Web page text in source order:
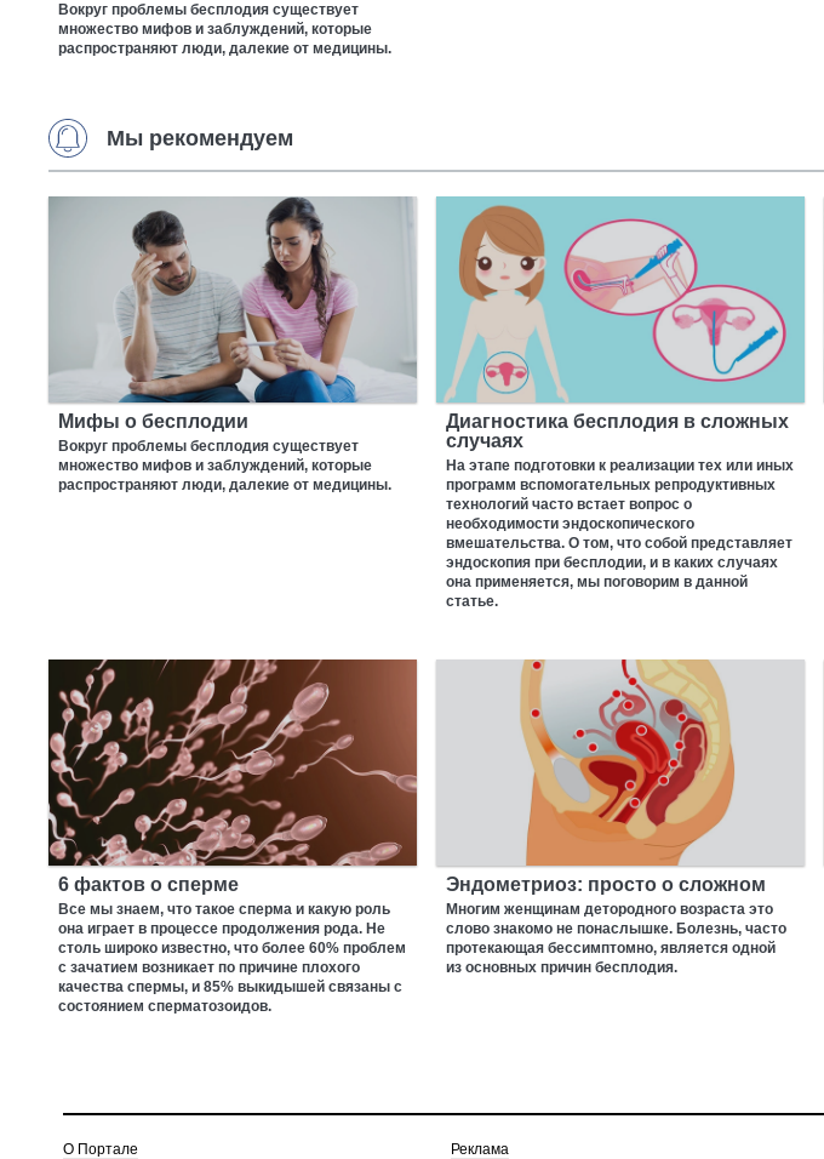
Вокруг проблемы бесплодия существует
множество мифов и заблуждений, которые
распространяют люди, далекие от медицины.
Мы рекомендуем
Мифы о бесплодии
Вокруг проблемы бесплодия существует
множество мифов и заблуждений, которые
распространяют люди, далекие от медицины.
Диагностика бесплодия в сложных
случаях
На этапе подготовки к реализации тех или иных
программ вспомогательных репродуктивных
технологий часто встает вопрос о
необходимости эндоскопического
вмешательства. О том, что собой представляет
эндоскопия при бесплодии, и в каких случаях
она применяется, мы поговорим в данной
статье.
6 фактов о сперме
Все мы знаем, что такое сперма и какую роль
она играет в процессе продолжения рода. Не
столь широко известно, что более 60% проблем
с зачатием возникает по причине плохого
качества спермы, и 85% выкидышей связаны с
состоянием сперматозоидов.
Эндометриоз: просто о сложном
Многим женщинам детородного возраста это
слово знакомо не понаслышке. Болезнь, часто
протекающая бессимптомно, является одной
из основных причин бесплодия.
О Портале Реклама